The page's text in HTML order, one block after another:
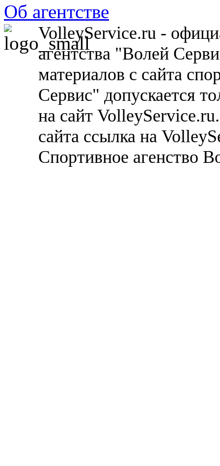
Об агентстве
VolleyService.ru -
агентства "Волей
материалов с сайта
Сервис" допускается
на сайт
сайта ссылка на
Спортивное агенство